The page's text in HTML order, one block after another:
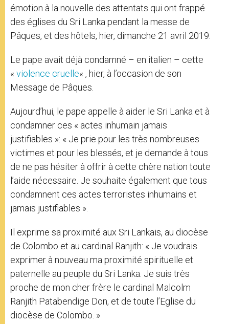
émotion à la nouvelle des attentats qui ont frappé
des églises du Sri Lanka pendant la messe de
Pâques, et des hôtels, hier, dimanche 21 avril 2019.
Le pape avait déjà condamné – en italien – cette
« violence cruelle« , hier, à l’occasion de son
Message de Pâques.
Aujourd’hui, le pape appelle à aider le Sri Lanka et à
condamner ces « actes inhumain jamais
justifiables »: « Je prie pour les très nombreuses
victimes et pour les blessés, et je demande à tous
de ne pas hésiter à offrir à cette chère nation toute
l’aide nécessaire. Je souhaite également que tous
condamnent ces actes terroristes inhumains et
jamais justifiables ».
Il exprime sa proximité aux Sri Lankais, au diocèse
de Colombo et au cardinal Ranjith: « Je voudrais
exprimer à nouveau ma proximité spirituelle et
paternelle au peuple du Sri Lanka. Je suis très
proche de mon cher frère le cardinal Malcolm
Ranjith Patabendige Don, et de toute l’Eglise du
diocèse de Colombo. »